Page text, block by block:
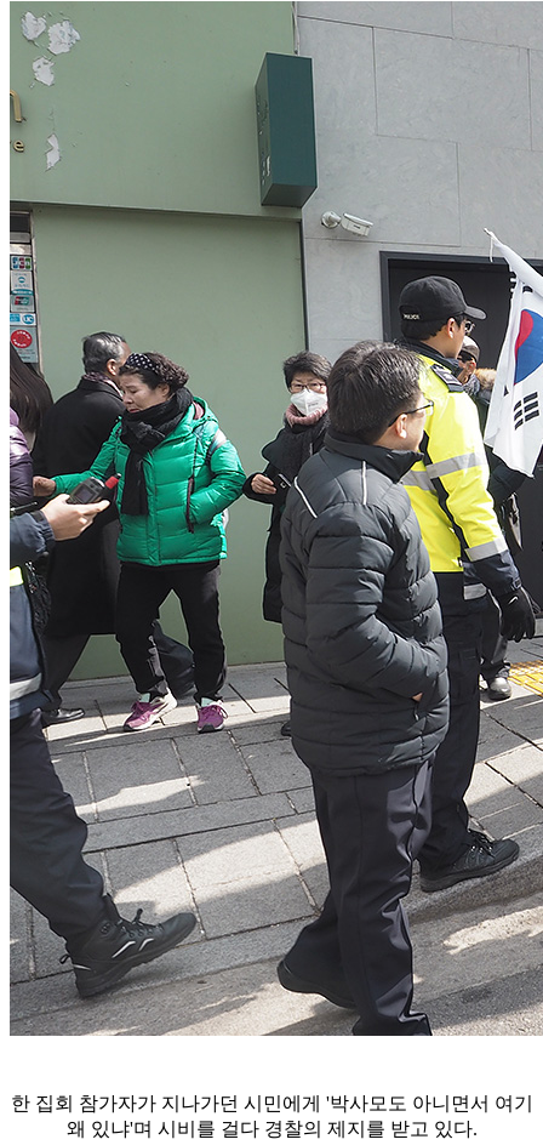
한 집회 참가자가 지나가던 시민에게 '박사모도 아니면서 여기
왜 있냐'며 시비를 걸다 경찰의 제지를 받고 있다.